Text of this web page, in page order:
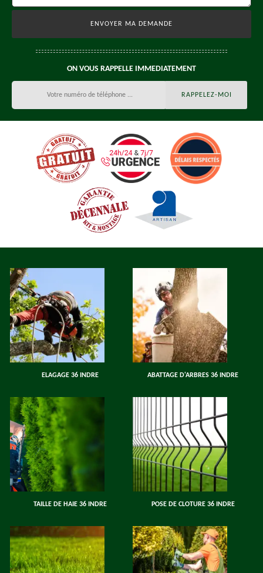
ON VOUS RAPPELLE IMMEDIATEMENT
ELAGAGE 36 INDRE ABATTAGE D'ARBRES 36 INDRE
TAILLE DE HAIE 36 INDRE POSE DE CLOTURE 36 INDRE